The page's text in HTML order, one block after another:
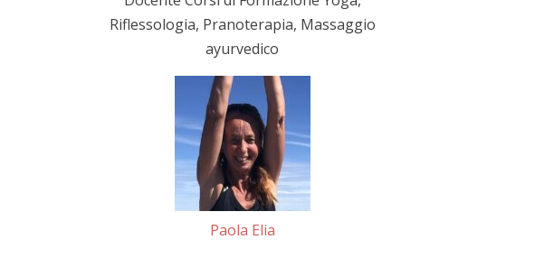
Riflessologia, Pranoterapia, Massaggio
ayurvedico
Paola Elia